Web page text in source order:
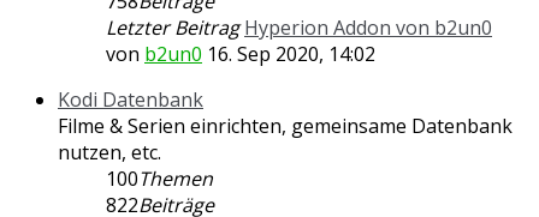
Letzter Beitrag Hyperion Addon von b2un0
von b2un0 16. Sep 2020, 14:02
Kodi Datenbank
Filme & Serien einrichten, gemeinsame Datenbank
nutzen, etc.
100Themen
822Beiträge